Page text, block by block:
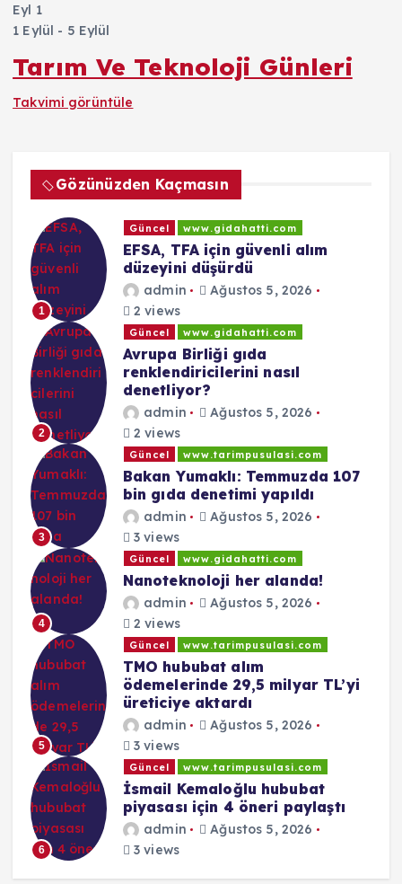
Eyl 1
1 Eylül - 5 Eylül
Tarım Ve Teknoloji Günleri
Takvimi görüntüle
Gözünüzden Kaçmasın
1
Güncel www.gidahatti.com
EFSA, TFA için güvenli alım
düzeyini düşürdü
admin
Ağustos 5, 2026
2 views
2
Güncel www.gidahatti.com
Avrupa Birliği gıda
renklendiricilerini nasıl
denetliyor?
admin
Ağustos 5, 2026
2 views
3
Güncel www.tarimpusulasi.com
Bakan Yumaklı: Temmuzda 107
bin gıda denetimi yapıldı
admin
Ağustos 5, 2026
3 views
4
Güncel www.gidahatti.com
Nanoteknoloji her alanda!
admin
Ağustos 5, 2026
2 views
5
Güncel www.tarimpusulasi.com
TMO hububat alım
ödemelerinde 29,5 milyar TL’yi
üreticiye aktardı
admin
Ağustos 5, 2026
3 views
6
Güncel www.tarimpusulasi.com
İsmail Kemaloğlu hububat
piyasası için 4 öneri paylaştı
admin
Ağustos 5, 2026
3 views